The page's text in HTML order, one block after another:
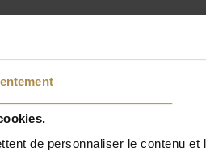
de personnaliser le contenu